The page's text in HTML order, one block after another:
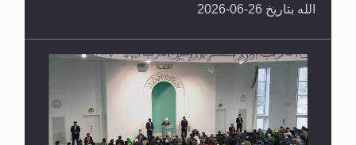
الله بتاريخ 26-06-2026